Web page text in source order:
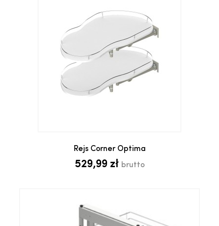
Rejs Corner Optima
529,99 zł brutto